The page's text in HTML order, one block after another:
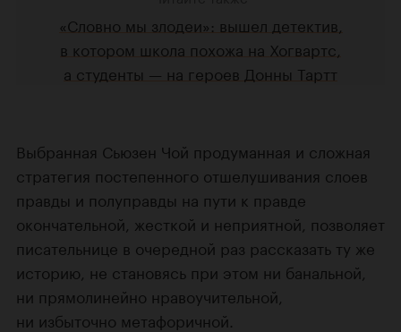
«Словно мы злодеи»: вышел детектив,
в котором школа похожа на Хогвартс,
а студенты — на героев Донны Тартт
Выбранная Сьюзен Чой продуманная и сложная
стратегия постепенного отшелушивания слоев
правды и полуправды на пути к правде
окончательной, жесткой и неприятной, позволяет
писательнице в очередной раз рассказать ту же
историю, не становясь при этом ни банальной,
ни прямолинейно нравоучительной,
ни избыточно метафоричной.